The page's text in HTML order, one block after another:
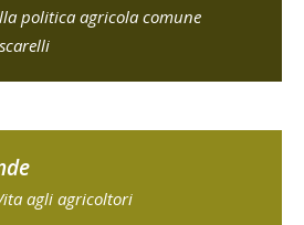
politica agricola comune
agli agricoltori